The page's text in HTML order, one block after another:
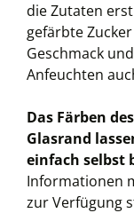
die Zutaten
gefärbte
Geschmack
Anfeuchten
Das Färben
Glasrand
einfach selbst
Informationen
zur Verfügung